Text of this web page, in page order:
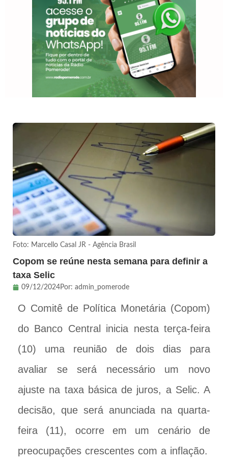
Foto: Marcello Casal JR - Agência Brasil
Copom se reúne nesta semana para definir a
taxa Selic
09/12/2024Por: admin_pomerode
O Comitê de Política Monetária (Copom)
do Banco Central inicia nesta terça-feira
(10) uma reunião de dois dias para
avaliar se será necessário um novo
ajuste na taxa básica de juros, a Selic. A
decisão, que será anunciada na quarta-
feira (11), ocorre em um cenário de
preocupações crescentes com a inflação.